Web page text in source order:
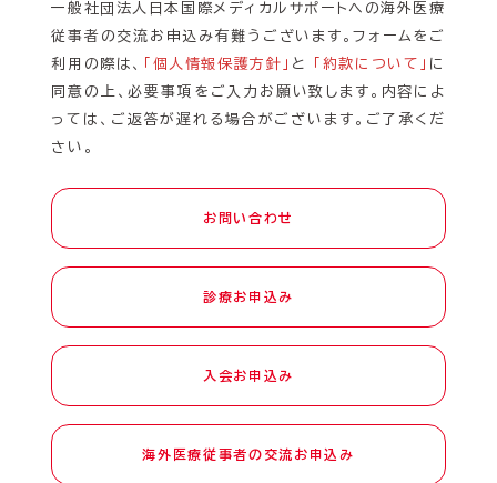
一般社団法人日本国際メディカルサポートへの海外医療
従事者の交流お申込み有難うございます。フォームをご
利用の際は、
「個人情報保護方針」 と 「約款について」 に
同意の上、必要事項をご入力お願い致します。内容によ
っては、ご返答が遅れる場合がございます。ご了承くだ
さい。
お問い合わせ
診療お申込み
入会お申込み
海外医療従事者の交流お申込み